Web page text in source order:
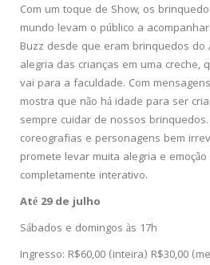
Com um toque de Show, os
mundo levam o público a
Buzz desde que eram brinquedos do
alegria das crianças em uma creche,
vai para a faculdade. Com
mostra que não há idade para ser
sempre cuidar de nossos brinquedos.
coreografias e personagens bem
promete levar muita alegria e
completamente interativo.
Até 29 de julho
Sábados e domingos às 17h
Ingresso: R$60,00 (inteira) R$30,00